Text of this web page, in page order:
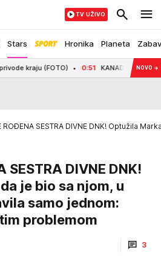
Stars Hronika Planeta
TV UŽIVO
(FOTO) 0:51 KANADA NA NOGAMA:
NOVO →
ROĐENA SESTRA DIVNE DNK! Optužila
SESTRA DIVNE DNK!
je bio sa njom, u
samo jednom:
problemom
3